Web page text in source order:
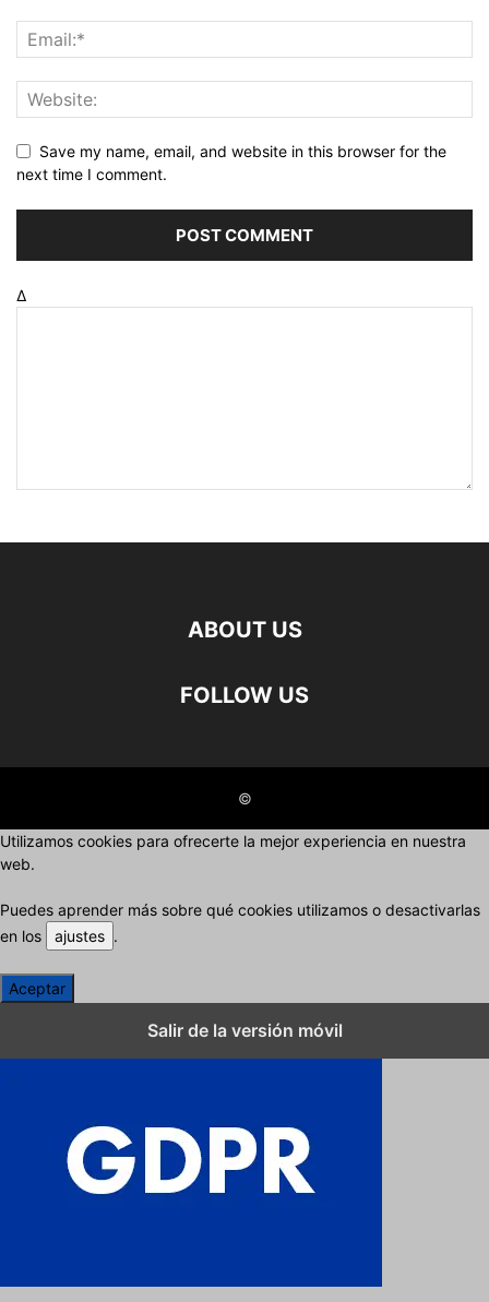
Save my name, email, and website in this browser for the
next time I comment.
Δ
ABOUT US
FOLLOW US
©
Utilizamos cookies para ofrecerte la mejor experiencia en nuestra
web.
Puedes aprender más sobre qué cookies utilizamos o desactivarlas
en los
ajustes .
Aceptar
Salir de la versión móvil